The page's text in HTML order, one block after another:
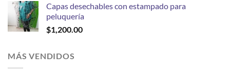
Capas desechables con estampado para
peluquería
$1,200.00
MÁS VENDIDOS